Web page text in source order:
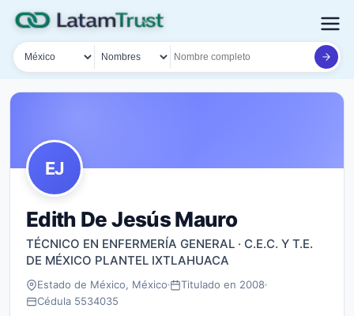
País
Tipo de búsqueda
Nombre o documento
EJ
Edith De Jesús Mauro
TÉCNICO EN ENFERMERÍA GENERAL · C.E.C. Y T.E.
DE MÉXICO PLANTEL IXTLAHUACA
Estado de México, México
Titulado en 2008
Cédula 5534035